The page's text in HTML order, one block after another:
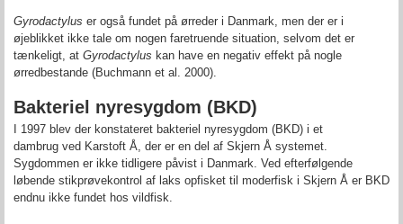
Gyrodactylus er også fundet på ørreder i Danmark, men der er i
øjeblikket ikke tale om nogen faretruende situation, selvom det er
tænkeligt, at Gyrodactylus kan have en negativ effekt på nogle
ørredbestande (Buchmann et al. 2000).
Bakteriel nyresygdom (BKD)
I 1997 blev der konstateret bakteriel nyresygdom (BKD) i et
dambrug ved Karstoft Å, der er en del af Skjern Å systemet.
Sygdommen er ikke tidligere påvist i Danmark. Ved efterfølgende
løbende stikprøvekontrol af laks opfisket til moderfisk i Skjern Å er BKD
endnu ikke fundet hos vildfisk.